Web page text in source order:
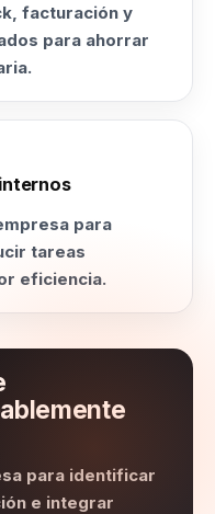
facturación y
para ahorrar
para
tareas
eficiencia.
para identificar
e integrar